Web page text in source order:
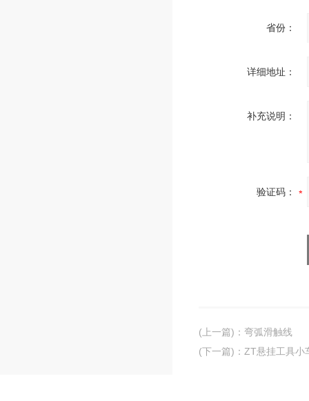
省份：
详细地址：
补充说明：
验证码：
(上一篇) ： 弯弧滑触线
(下一篇) ： ZT悬挂工具小